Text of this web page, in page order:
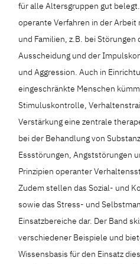
für alle Altersgruppen gut
operante Verfahren in der
und Familien, z.B. bei
Ausscheidung und der
und Aggression. Auch in
eingeschränkte Menschen
Stimuluskontrolle,
Verstärkung eine zentrale
bei der Behandlung von
Essstörungen, Angststörungen
Prinzipien operanter
Zudem stellen das Sozial- und
sowie das Stress- und
Einsatzbereiche dar. Der Band
verschiedener Beispiele und
Wissensbasis für den Einsatz